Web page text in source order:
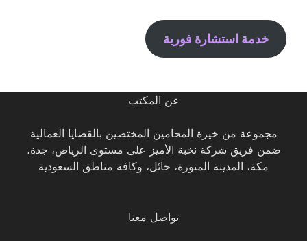
خدمة استشارة فورية
عن المكتب
مجموعة من خيرة المحامين المختصين بالقضايا العمالية
ضمن فريق شركة نخبة الأميز على مستوى الرياض، جدة،
مكة، المدينة المنورة، حائل، وكافة مناطق السعودية
تواصل معنا